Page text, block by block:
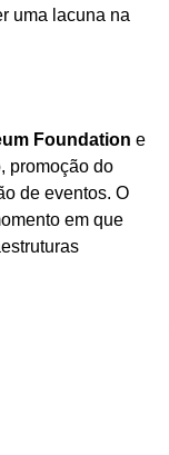
uma lacuna na
Foundation e
promoção do
de eventos. O
em que